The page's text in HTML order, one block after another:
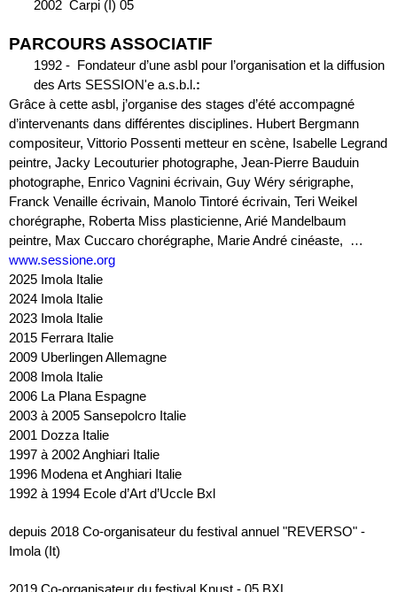
2002  Carpi (I) 05
PARCOURS ASSOCIATIF
1992 -  Fondateur d’une asbl pour l’organisation et la diffusion
des Arts SESSION'e a.s.b.l.:
Grâce à cette asbl, j’organise des stages d’été accompagné
d’intervenants dans différentes disciplines. Hubert Bergmann
compositeur, Vittorio Possenti metteur en scène, Isabelle Legrand
peintre, Jacky Lecouturier photographe, Jean-Pierre Bauduin
photographe, Enrico Vagnini écrivain, Guy Wéry sérigraphe,
Franck Venaille écrivain, Manolo Tintoré écrivain, Teri Weikel
chorégraphe, Roberta Miss plasticienne, Arié Mandelbaum
www.sessione.org
2025 Imola Italie
2024 Imola Italie
2023 Imola Italie
2015 Ferrara Italie
2009 Uberlingen Allemagne
2008 Imola Italie
2006 La Plana Espagne
2003 à 2005 Sansepolcro Italie
2001 Dozza Italie
1997 à 2002 Anghiari Italie
1996 Modena et Anghiari Italie
1992 à 1994 Ecole d’Art d’Uccle Bxl
depuis 2018 Co-organisateur du festival annuel "REVERSO" -
Imola (It)